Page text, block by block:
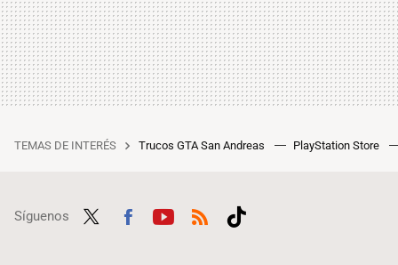
TEMAS DE INTERÉS Trucos GTA San Andreas PlayStation Store
Síguenos